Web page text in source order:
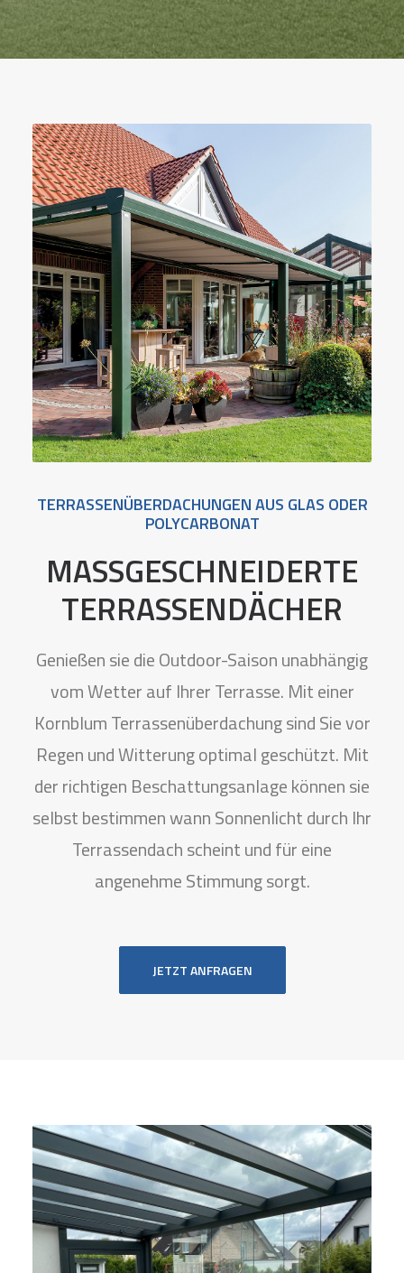
TERRASSENÜBERDACHUNGEN AUS GLAS ODER
POLYCARBONAT
MASSGESCHNEIDERTE
TERRASSENDÄCHER
Genießen sie die Outdoor-Saison unabhängig
vom Wetter auf Ihrer Terrasse. Mit einer
Kornblum Terrassenüberdachung sind Sie vor
Regen und Witterung optimal geschützt. Mit
der richtigen Beschattungsanlage können sie
selbst bestimmen wann Sonnenlicht durch Ihr
Terrassendach scheint und für eine
angenehme Stimmung sorgt.
JETZT ANFRAGEN